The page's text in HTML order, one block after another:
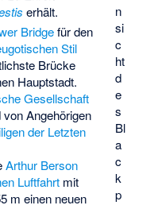
n
si
c
ht
d
e
s
Bl
a
c
k
p
erhält.
Bridgefür den
Stil
Brücke
Hauptstadt.
Gesellschaft
von Angehörigen
der Letzten
Arthur Berson
Luftfahrtmit
m einen neuen